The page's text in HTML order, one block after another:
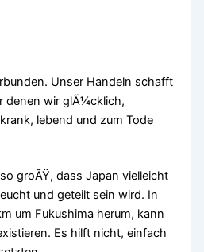
Unser Handeln schafft
denen wir glÃ¼cklich,
lebend und zum Tode
groÃŸ, dass Japan vielleicht
und geteilt sein wird. In
um Fukushima herum, kann
Es hilft nicht, einfach